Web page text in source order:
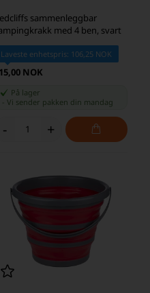
sammenleggbar
med 4 ben, svart
Laveste enhetspris: 106,25 NOK
NOK
På lager
Vi sender pakken din mandag
- +